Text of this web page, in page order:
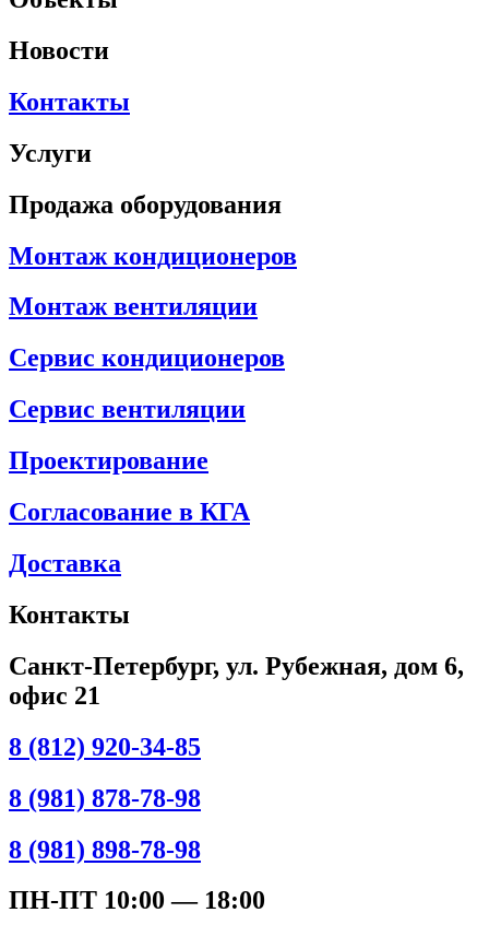
Новости
Контакты
Услуги
Продажа оборудования
Монтаж кондиционеров
Монтаж вентиляции
Сервис кондиционеров
Сервис вентиляции
Проектирование
Согласование в КГА
Доставка
Контакты
Санкт-Петербург, ул. Рубежная, дом 6,
офис 21
8 (812) 920-34-85
8 (981) 878-78-98
8 (981) 898-78-98
ПН-ПТ 10:00 — 18:00